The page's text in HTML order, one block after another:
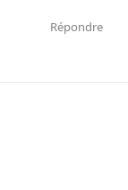
Répondre